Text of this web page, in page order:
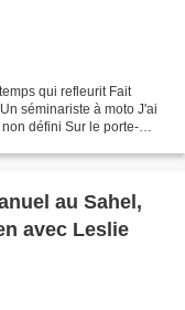
qui refleurit Fait
séminariste à moto J'ai
défini Sur le porte-
au Sahel,
avec Leslie